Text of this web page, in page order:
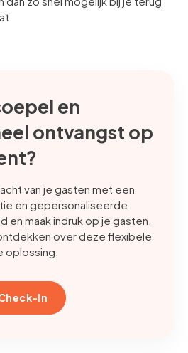
en
ontvangst op
van je gasten met een
en gepersonaliseerde
en maak indruk op je gasten.
over deze flexibele
oplossing.
In